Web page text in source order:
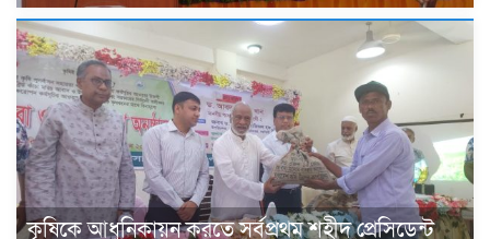
কৃষিকে আধুনিকায়ন করতে সর্বপ্রথম শহীদ প্রেসিডেন্ট